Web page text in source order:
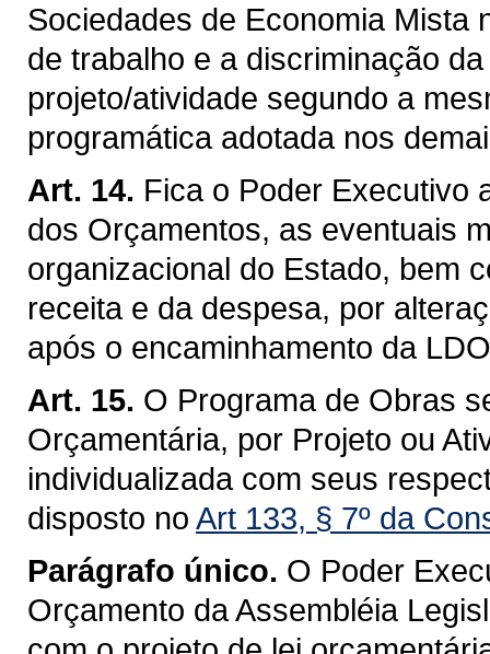
Sociedades de Economia Mista
de trabalho e a discriminação
projeto/atividade segundo a
programática adotada nos
Art. 14. Fica o Poder Executivo
dos Orçamentos, as eventuais
organizacional do Estado, bem
receita e da despesa, por
após o encaminhamento da
Art. 15. O Programa de Obras
Orçamentária, por Projeto ou
individualizada com seus
disposto no Art 133, § 7º da
Parágrafo único. O Poder
Orçamento da Assembléia